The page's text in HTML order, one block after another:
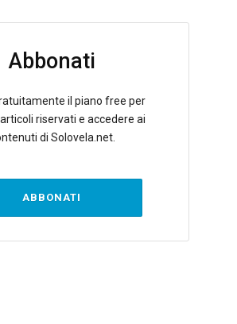
Abbonati
il piano free per
riservati e accedere ai
di Solovela.net.
ABBONATI